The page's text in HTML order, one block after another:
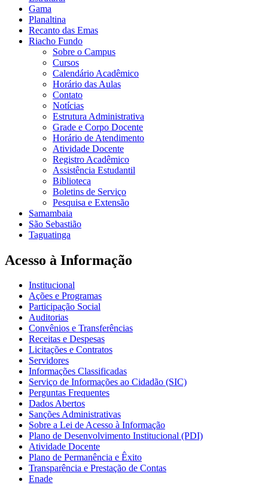
Gama
Planaltina
Recanto das Emas
Riacho Fundo
Sobre o Campus
Cursos
Calendário Acadêmico
Horário das Aulas
Contato
Notícias
Estrutura Administrativa
Grade e Corpo Docente
Horário de Atendimento
Atividade Docente
Registro Acadêmico
Assistência Estudantil
Biblioteca
Boletins de Serviço
Pesquisa e Extensão
Samambaia
São Sebastião
Taguatinga
Acesso à Informação
Institucional
Ações e Programas
Participação Social
Auditorias
Convênios e Transferências
Receitas e Despesas
Licitações e Contratos
Servidores
Informações Classificadas
Serviço de Informações ao Cidadão (SIC)
Perguntas Frequentes
Dados Abertos
Sanções Administrativas
Sobre a Lei de Acesso à Informação
Plano de Desenvolvimento Institucional (PDI)
Atividade Docente
Plano de Permanência e Êxito
Transparência e Prestação de Contas
Enade